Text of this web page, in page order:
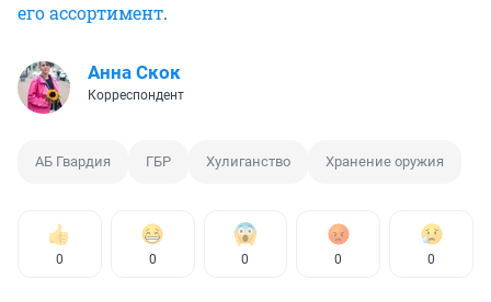
его ассортимент.
Анна Скок
Корреспондент
АБ Гвардия ГБР Хулиганство Хранение оружия
0 0 0 0 0